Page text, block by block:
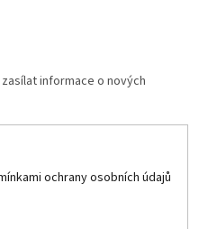
informace o nových
ochrany osobních údajů